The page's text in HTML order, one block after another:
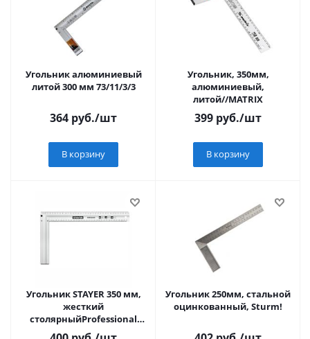
Угольник алюминиевый
литой 300 мм 73/11/3/3
364 руб./шт
В корзину
Угольник, 350мм,
алюминиевый,
литой//MATRIX
399 руб./шт
В корзину
Угольник STAYER 350 мм,
жесткий
столярныйProfessional
(3432-35)
Угольник 250мм, стальной
оцинкованный, Sturm!